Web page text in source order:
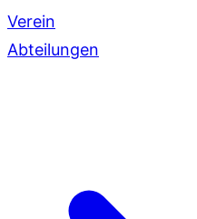
Verein
Abteilungen